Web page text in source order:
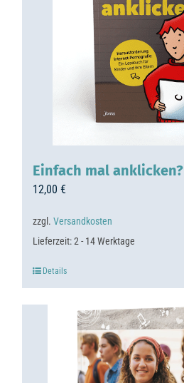
Einfach mal anklicken?
12,00 €
zzgl. Versandkosten
Lieferzeit:2 - 14 Werktage
Details